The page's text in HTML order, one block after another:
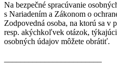
Na bezpečné spracúvanie
s Nariadením a Zákonom o
Zodpovedná osoba, na ktorú sa v
resp. akýchkoľvek otázok,
osobných údajov môžete obrátiť.